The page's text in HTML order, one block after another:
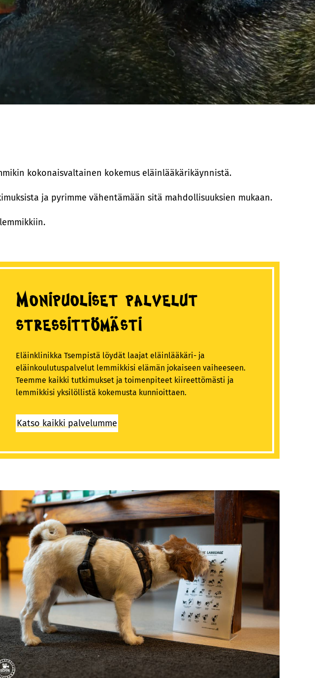
kokonaisvaltainen kokemus eläinlääkärikäynnistä.
ja pyrimme vähentämään sitä mahdollisuuksien mukaan.
Monipuoliset palvelut
stressittömästi
Eläinklinikka Tsempistä löydät laajat eläinlääkäri- ja
eläinkoulutuspalvelut lemmikkisi elämän jokaiseen vaiheeseen.
Teemme kaikki tutkimukset ja toimenpiteet kiireettömästi ja
lemmikkisi yksilöllistä kokemusta kunnioittaen.
Katso kaikki palvelumme